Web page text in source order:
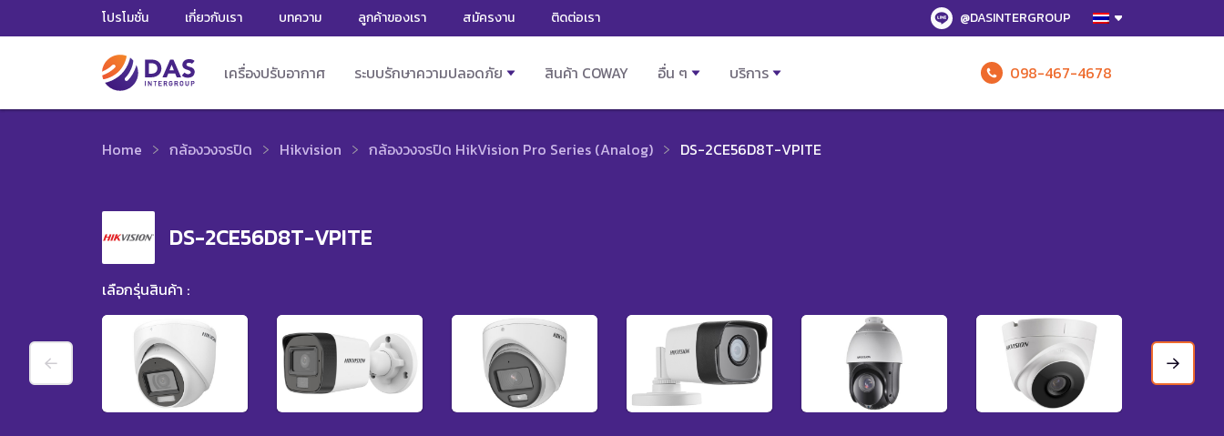
โปรโมชั่น เกี่ยวกับเรา บทความ ลูกค้าของเรา สมัครงาน ติดต่อเรา @DASINTERGROUP
เครื่องปรับอากาศ ระบบรักษาความปลอดภัย สินค้า COWAY อื่น ๆ บริการ 098-467-4678
Home กล้องวงจรปิด Hikvision กล้องวงจรปิด HikVision Pro Series (Analog) DS-2CE56D8T-VPITE
DS-2CE56D8T-VPITE
เลือกรุ่นสินค้า :